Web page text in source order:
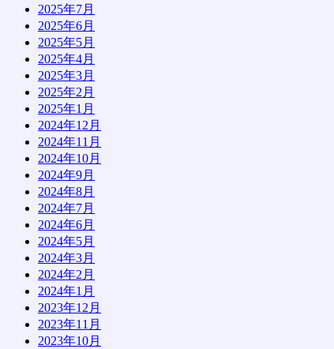
2025年7月
2025年6月
2025年5月
2025年4月
2025年3月
2025年2月
2025年1月
2024年12月
2024年11月
2024年10月
2024年9月
2024年8月
2024年7月
2024年6月
2024年5月
2024年3月
2024年2月
2024年1月
2023年12月
2023年11月
2023年10月